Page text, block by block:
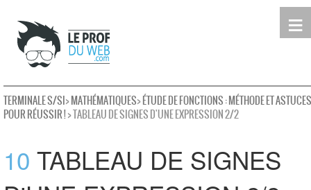
≡
leProfDuWeb
Seconde
Première
Terminale
Rechercher
TERMINALE S/SI>MATHÉMATIQUES>ÉTUDE DE FONCTIONS : MÉTHODE ET ASTUCES
POUR RÉUSSIR !> TABLEAU DE SIGNES D'UNE EXPRESSION 2/2
10 TABLEAU DE SIGNES